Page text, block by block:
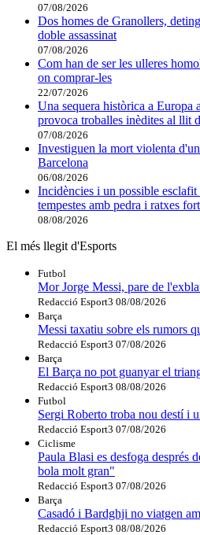
07/08/2026
Dos homes de Granollers,
doble assassinat
07/08/2026
Com han de ser les ulleres
on comprar-les
22/07/2026
Una sequera històrica a Europa
provoca troballes inèdites al llit
07/08/2026
Investiguen la mort violenta
Barcelona
06/08/2026
Incidències i un possible
tempestes amb pedra i ratxes
08/08/2026
El més llegit d'Esports
Futbol
Mor Jorge Messi, pare de
Redacció Esport3 08/08/2026
Barça
Messi taxatiu sobre els rumors
Redacció Esport3 07/08/2026
Barça
El Barça no pot guanyar el
Redacció Esport3 08/08/2026
Futbol
Sergi Roberto troba nou destí i
Redacció Esport3 07/08/2026
Ciclisme
Paula Blasi es desfoga després
bola molt gran"
Redacció Esport3 07/08/2026
Barça
Casadó i Bardghji no viatgen
Redacció Esport3 08/08/2026